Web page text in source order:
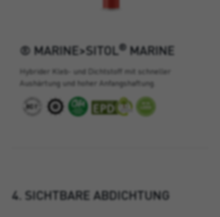
® MARINE>SITOL® MARINE
Hybrider Kleb- und Dichtstoff mit schneller
Aushärtung und hoher Anfangshaftung.
4. SICHTBARE ABDICHTUNG